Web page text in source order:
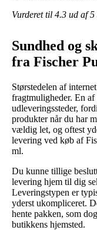
Vurderet til 4.3 ud af 5
Sundhed og
fra Fischer
Størstedelen af
fragtmuligheder. En af
udleveringssteder,
produkter når du har
vældig let, og oftest
levering ved køb af
ml.
Du kunne tillige
levering hjem til dig
Leveringstypen er
yderst ukompliceret.
hente pakken, som
butikkens hjemsted.